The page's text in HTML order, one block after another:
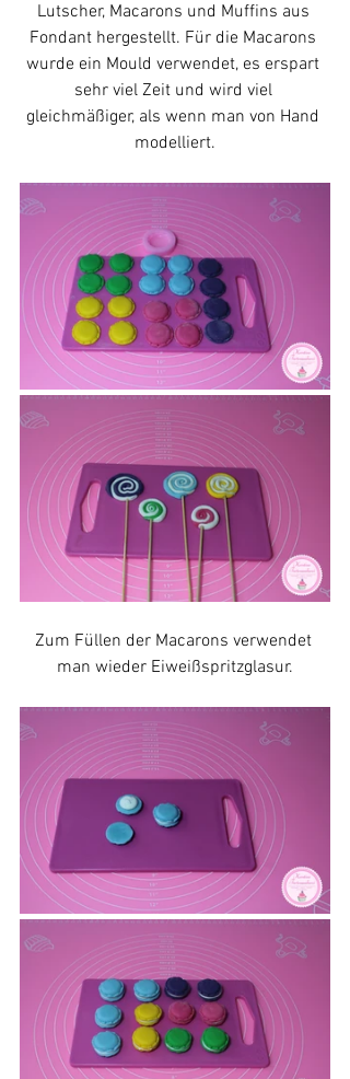
Lutscher, Macarons und Muffins aus
Fondant hergestellt. Für die Macarons
wurde ein Mould verwendet, es erspart
sehr viel Zeit und wird viel
gleichmäßiger, als wenn man von Hand
modelliert.
Zum Füllen der Macarons verwendet
man wieder Eiweißspritzglasur.